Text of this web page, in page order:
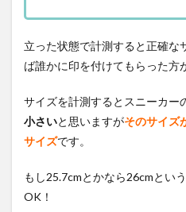
立った状態で計測すると正確な
ば誰かに印を付けてもらった方
サイズを計測するとスニーカー
小さいと思いますがそのサイズ
サイズです。
もし25.7cmとかなら26cmとい
OK！